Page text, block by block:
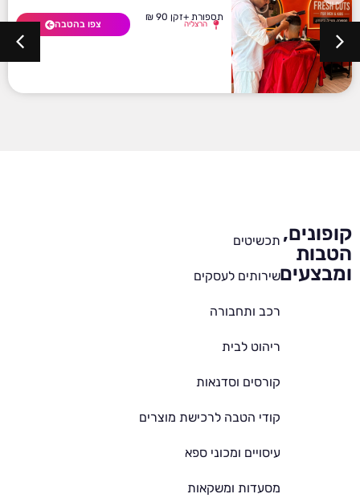
תספורת +זקן 90 ₪
הרצליה צפו בהטבה
קופונים,
הטבות
ומבצעים
תכשיטים
שירותים לעסקים
רכב ותחבורה
ריהוט לבית
קורסים וסדנאות
קודי הטבה לרכישת מוצרים
עיסויים ומכוני ספא
מסעדות ומשקאות